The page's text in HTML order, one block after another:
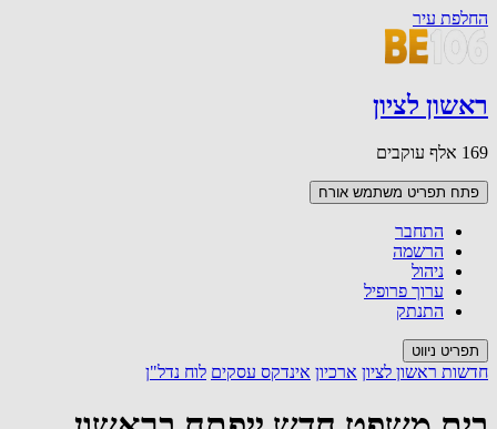
החלפת עיר
ראשון לציון
169 אלף עוקבים
פתח תפריט משתמש אורח
התחבר
הרשמה
ניהול
ערוך פרופיל
התנתק
תפריט ניווט
חדשות ראשון לציון ארכיון אינדקס עסקים לוח נדל"ן